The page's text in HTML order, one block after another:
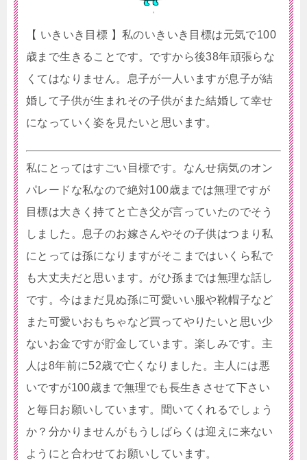
【 いきいき目標 】私のいきいき目標は元気で100
歳まで生きることです。ですから後38年頑張らな
くてはなりません。息子が一人いますが息子が結
婚して子供が生まれその子供がまた結婚して幸せ
になっていく姿を見たいと思います。
私にとってはすごい目標です。なんせ病気のオン
パレードな私なので絶対100歳までは無理ですが
目標は大きく持てと亡き父が言っていたのでそう
しました。息子のお嫁さんやその子供はつまり私
にとっては孫になりますがそこまではいくら私で
も大丈夫だと思います。がひ孫までは無理な話し
です。今はまだ見ぬ孫に可愛いい服や靴帽子など
また可愛いおもちゃなど買ってやりたいと思い少
ないお金ですが貯金しています。楽しみです。主
人は8年前に52歳で亡くなりました。主人には悪
いですが100歳まで無理でも長生きさせて下さい
と毎日お願いしています。聞いてくれるでしょう
か？分かりませんがもうしばらくは迎えに来ない
ようにと合わせてお願いしています。